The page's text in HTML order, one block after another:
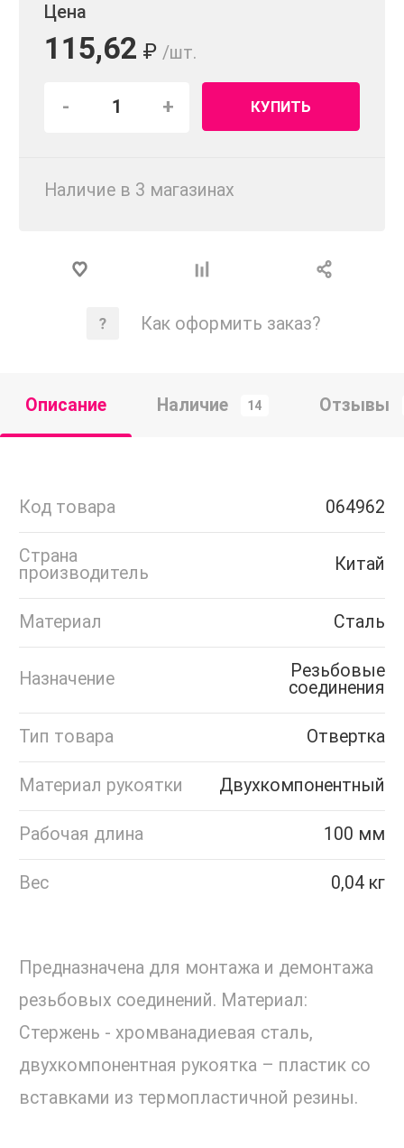
Цена
115,62 ₽ /шт.
- + КУПИТЬ
Наличие в 3 магазинах
Как оформить заказ?
Описание Наличие 14 Отзывы
Код товара 064962
Страна
производитель
Китай
Материал Сталь
Назначение
Резьбовые
соединения
Тип товара Отвертка
Материал рукоятки Двухкомпонентный
Рабочая длина 100 мм
Вес 0,04 кг
Предназначена для монтажа и демонтажа
резьбовых соединений. Материал:
Стержень - хромванадиевая сталь,
двухкомпонентная рукоятка – пластик со
вставками из термопластичной резины.